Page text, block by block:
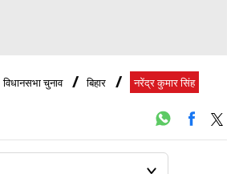
विधानसभा चुनाव बिहार नरेंद्र कुमार सिंह